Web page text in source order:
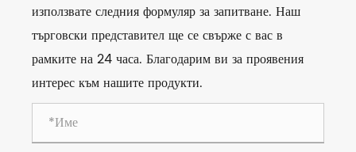
използвате следния формуляр за запитване. Наш
търговски представител ще се свърже с вас в
рамките на 24 часа. Благодарим ви за проявения
интерес към нашите продукти.